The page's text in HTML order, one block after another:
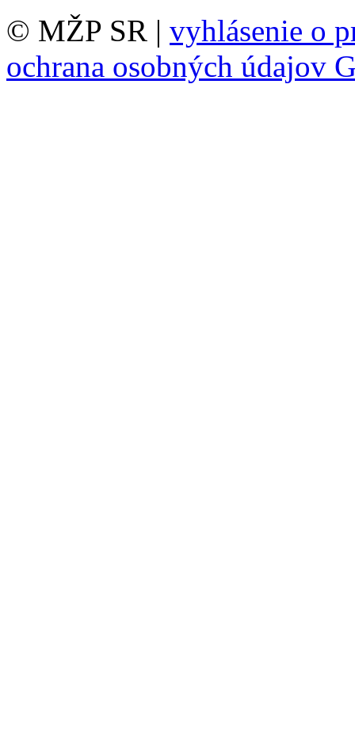
© MŽP SR | vyhlásenie o
ochrana osobných údajov